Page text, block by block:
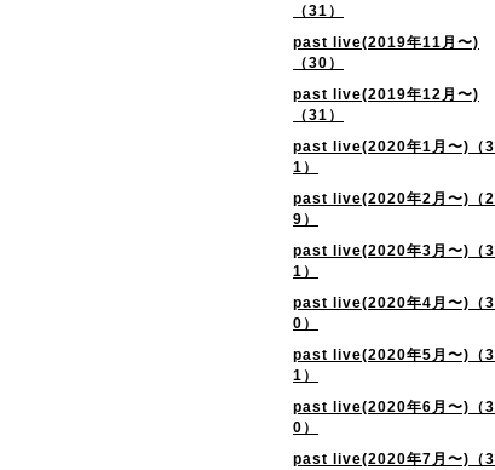
（31）
past live(2019年11月〜)
（30）
past live(2019年12月〜)
（31）
past live(2020年1月〜)（3
1）
past live(2020年2月〜)（2
9）
past live(2020年3月〜)（3
1）
past live(2020年4月〜)（3
0）
past live(2020年5月〜)（3
1）
past live(2020年6月〜)（3
0）
past live(2020年7月〜)（3